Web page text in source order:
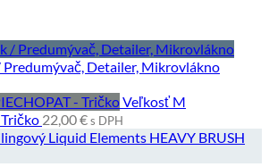
Predumývač, Detailer, Mikrovlákno
Veľkosť M
22,00€s DPH